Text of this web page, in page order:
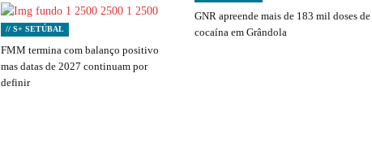
// S+ SETÚBAL
FMM termina com balanço positivo
mas datas de 2027 continuam por
definir
GNR apreende mais de 183 mil doses de
cocaína em Grândola